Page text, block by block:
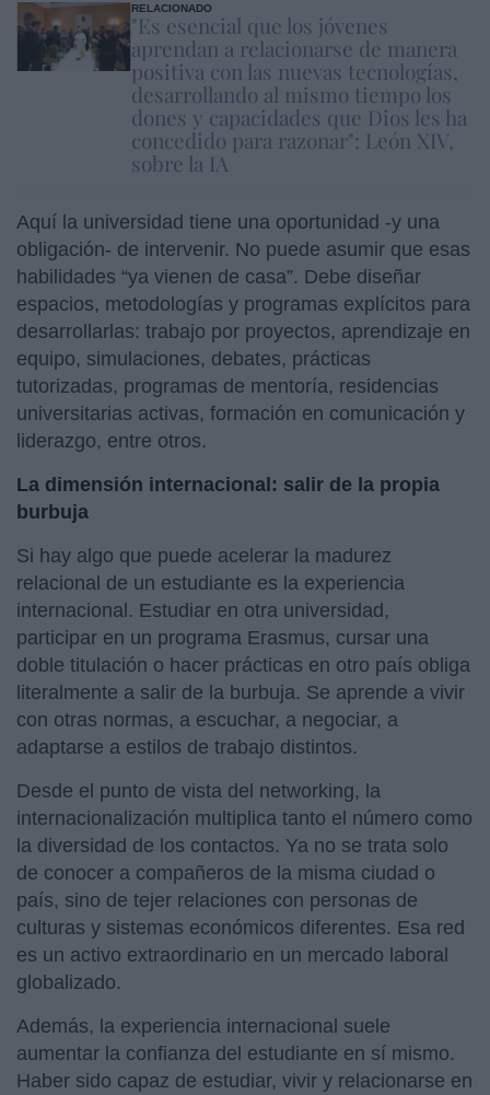
RELACIONADO
"Es esencial que los jóvenes
aprendan a relacionarse de manera
positiva con las nuevas tecnologías,
desarrollando al mismo tiempo los
dones y capacidades que Dios les ha
concedido para razonar": León XIV,
sobre la IA
Aquí la universidad tiene una oportunidad -y una
obligación- de intervenir. No puede asumir que esas
habilidades “ya vienen de casa”. Debe diseñar
espacios, metodologías y programas explícitos para
desarrollarlas: trabajo por proyectos, aprendizaje en
equipo, simulaciones, debates, prácticas
tutorizadas, programas de mentoría, residencias
universitarias activas, formación en comunicación y
liderazgo, entre otros.
La dimensión internacional: salir de la propia
burbuja
Si hay algo que puede acelerar la madurez
relacional de un estudiante es la experiencia
internacional. Estudiar en otra universidad,
participar en un programa Erasmus, cursar una
doble titulación o hacer prácticas en otro país obliga
literalmente a salir de la burbuja. Se aprende a vivir
con otras normas, a escuchar, a negociar, a
adaptarse a estilos de trabajo distintos.
Desde el punto de vista del networking, la
internacionalización multiplica tanto el número como
la diversidad de los contactos. Ya no se trata solo
de conocer a compañeros de la misma ciudad o
país, sino de tejer relaciones con personas de
culturas y sistemas económicos diferentes. Esa red
es un activo extraordinario en un mercado laboral
globalizado.
Además, la experiencia internacional suele
aumentar la confianza del estudiante en sí mismo.
Haber sido capaz de estudiar, vivir y relacionarse en